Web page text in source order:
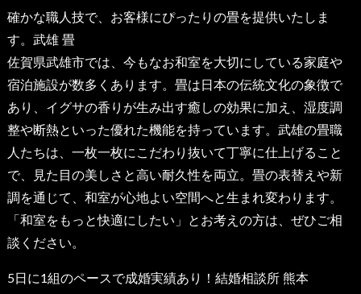
確かな職人技で、お客様にぴったりの畳を提供いたしま
す。 武雄 畳
佐賀県武雄市では、今もなお和室を大切にしている家庭や
宿泊施設が数多くあります。畳は日本の伝統文化の象徴で
あり、イグサの香りが生み出す癒しの効果に加え、湿度調
整や断熱といった優れた機能を持っています。武雄の畳職
人たちは、一枚一枚にこだわり抜いて丁寧に仕上げること
で、見た目の美しさと高い耐久性を両立。畳の表替えや新
調を通じて、和室が心地よい空間へと生まれ変わります。
「和室をもっと快適にしたい」とお考えの方は、ぜひご相
談ください。
5日に1組のペースで成婚実績あり！ 結婚相談所 熊本